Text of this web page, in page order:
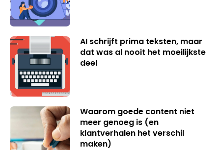
AI schrijft prima teksten, maar
dat was al nooit het moeilijkste
deel
Waarom goede content niet
meer genoeg is (en
klantverhalen het verschil
maken)